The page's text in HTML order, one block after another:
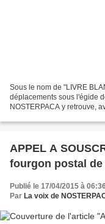
Sous le nom de "LIVRE
déplacements sous l'égide
NOSTERPACA y retrouve,
APPEL A
fourgon postal de
Publié le 17/04/2015 à
Par La voix de